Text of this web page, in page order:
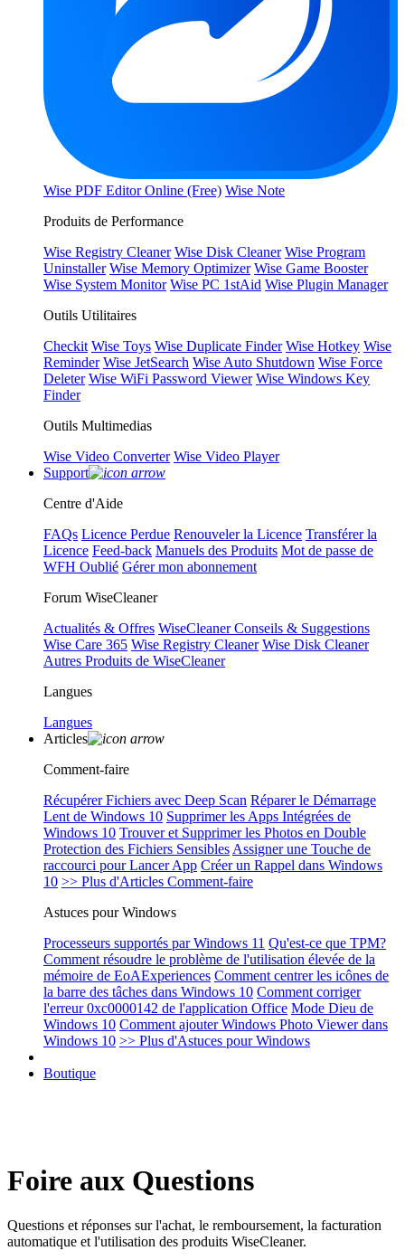
Wise PDF Editor Online (Free) Wise Note
Produits de Performance
Wise Registry Cleaner Wise Disk Cleaner Wise Program
Uninstaller Wise Memory Optimizer Wise Game Booster
Wise System Monitor Wise PC 1stAid Wise Plugin Manager
Outils Utilitaires
Checkit Wise Toys Wise Duplicate Finder Wise Hotkey Wise
Reminder Wise JetSearch Wise Auto Shutdown Wise Force
Deleter Wise WiFi Password Viewer Wise Windows Key
Finder
Outils Multimedias
Wise Video Converter Wise Video Player
Support
Centre d'Aide
FAQs Licence Perdue Renouveler la Licence Transférer la
Licence Feed-back Manuels des Produits Mot de passe de
WFH Oublié Gérer mon abonnement
Forum WiseCleaner
Actualités & Offres WiseCleaner Conseils & Suggestions
Wise Care 365 Wise Registry Cleaner Wise Disk Cleaner
Autres Produits de WiseCleaner
Langues
Langues
Articles
Comment-faire
Récupérer Fichiers avec Deep Scan Réparer le Démarrage
Lent de Windows 10 Supprimer les Apps Intégrées de
Windows 10 Trouver et Supprimer les Photos en Double
Protection des Fichiers Sensibles Assigner une Touche de
raccourci pour Lancer App Créer un Rappel dans Windows
10 >> Plus d'Articles Comment-faire
Astuces pour Windows
Processeurs supportés par Windows 11 Qu'est-ce que TPM?
Comment résoudre le problème de l'utilisation élevée de la
mémoire de EoAExperiences Comment centrer les icônes de
la barre des tâches dans Windows 10 Comment corriger
l'erreur 0xc0000142 de l'application Office Mode Dieu de
Windows 10 Comment ajouter Windows Photo Viewer dans
Windows 10 >> Plus d'Astuces pour Windows
Boutique
Foire aux Questions
Questions et réponses sur l'achat, le remboursement, la facturation
automatique et l'utilisation des produits WiseCleaner.